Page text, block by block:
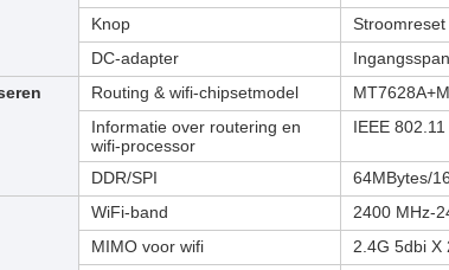
Knop
Stroomreset
DC-adapter
Routing & wifi-chipsetmodel
Informatie over routering en
wifi-processor
IEEE
DDR/SPI
64MBytes/
WiFi-band
2400 MHz-
MIMO voor wifi
2.4G 5dbi X